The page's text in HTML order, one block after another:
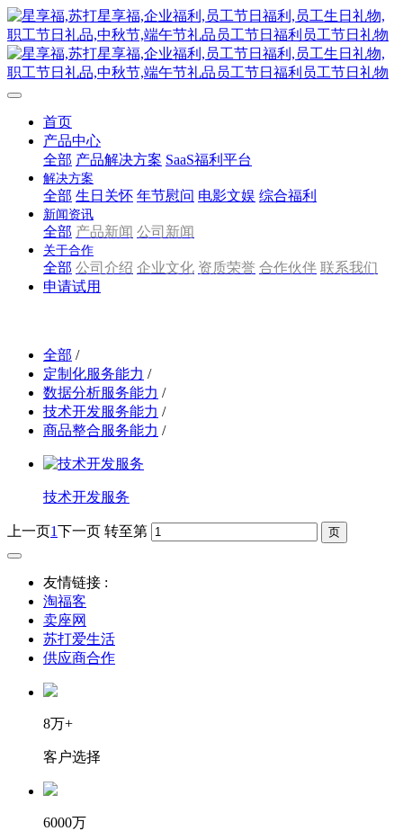
首页
产品中心
全部 产品解决方案 SaaS福利平台
解决方案
全部 生日关怀 年节慰问 电影文娱 综合福利
新闻资讯
全部 产品新闻 公司新闻
关于合作
全部 公司介绍 企业文化 资质荣誉 合作伙伴 联系我们
申请试用
全部 /
定制化服务能力 /
数据分析服务能力 /
技术开发服务能力 /
商品整合服务能力 /
技术开发服务
上一页1下一页 转至第
友情链接 :
淘福客
卖座网
苏打爱生活
供应商合作
8万+
客户选择
6000万